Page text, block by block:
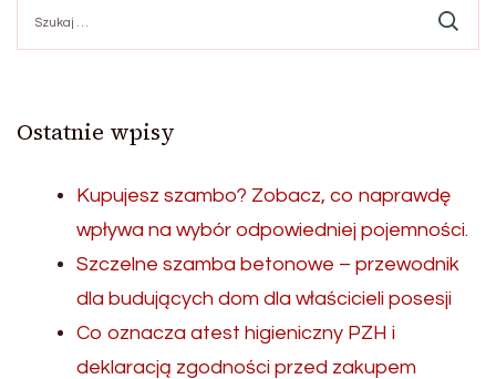
Ostatnie wpisy
Kupujesz szambo? Zobacz, co naprawdę
wpływa na wybór odpowiedniej pojemności.
Szczelne szamba betonowe – przewodnik
dla budujących dom dla właścicieli posesji
Co oznacza atest higieniczny PZH i
deklaracją zgodności przed zakupem